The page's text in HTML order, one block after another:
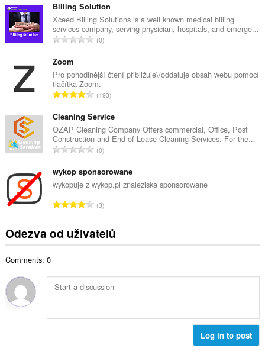
l
k
o
v
o
č
e
t
h
o
d
o
c
n
:
Billing Solution
Xceed Billing Solutions is a well known medical billing
services company, serving physician, hospitals, and emerge...
C
k
o
v
p
o
č
e
t
h
o
d
o
c
í
:
0
Zoom
Pro pohodlnější čtení přibližuje\/oddaluje obsah webu pomocí
tlačítka Zoom.
C
l
k
o
v
p
o
č
e
h
o
o
n
193
Cleaning Service
OZAP Cleaning Company Offers commercial, Office, Post
Construction and End of Lease Cleaning Services. For the...
C
l
k
v
p
o
t
h
0
wykop sponsorowane
wykopuje z wykop.pl znaleziska sponsorowane
C
k
ý
p
e
3
Odezva od uživatelů
Comments: 0
Log in to post